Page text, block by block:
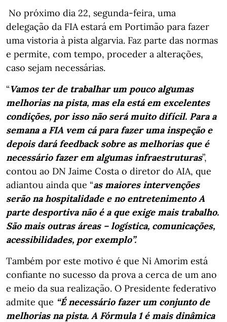
No próximo dia 22, segunda-feira, uma
delegação da FIA estará em Portimão para fazer
uma vistoria à pista algarvia. Faz parte das normas
e permite, com tempo, proceder a alterações,
caso sejam necessárias.
“Vamos ter de trabalhar um pouco algumas
melhorias na pista, mas ela está em excelentes
condições, por isso não será muito difícil. Para a
semana a FIA vem cá para fazer uma inspeção e
depois dará feedback sobre as melhorias que é
necessário fazer em algumas infraestruturas”,
contou ao DN Jaime Costa o diretor do AIA, que
adiantou ainda que “as maiores intervenções
serão na hospitalidade e no entretenimento A
parte desportiva não é a que exige mais trabalho.
São mais outras áreas – logística, comunicações,
acessibilidades, por exemplo”.
Também por este motivo é que Ni Amorim está
confiante no sucesso da prova a cerca de um ano
e meio da sua realização. O Presidente federativo
admite que “É necessário fazer um conjunto de
melhorias na pista. A Fórmula 1 é mais dinâmica